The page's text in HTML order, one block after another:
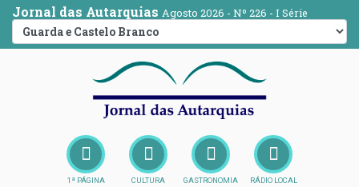
Jornal das Autarquias Agosto 2026 - Nº 226 - I Série
1ª PÁGINA CULTURA GASTRONOMIA RÁDIO LOCAL